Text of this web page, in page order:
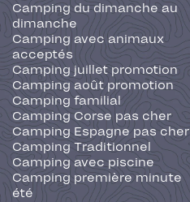
Camping du dimanche au
dimanche
Camping avec animaux
acceptés
Camping juillet promotion
Camping août promotion
Camping familial
Camping Corse pas cher
Camping Espagne pas cher
Camping Traditionnel
Camping avec piscine
Camping première minute
été